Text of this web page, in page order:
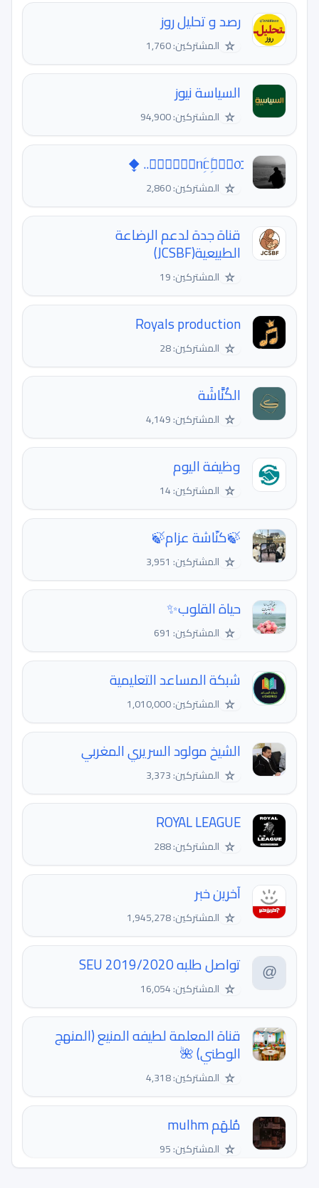
رصد و تحلیل روز
☆ المشتركين: 1,760
السياسة نيوز
☆ المشتركين: 94,900
☆ المشتركين: 2,860
قناة جدة لدعم الرضاعة
الطبيعية(JCSBF)
☆ المشتركين: 19
Royals production
☆ المشتركين: 28
الكُنَّاشَة
☆ المشتركين: 4,149
وظيفة اليوم
☆ المشتركين: 14
🍃كنّاشة عزام🍃
☆ المشتركين: 3,951
حياة القلوب✨
☆ المشتركين: 691
شبكة المساعد التعليمية
☆ المشتركين: 1,010,000
الشيخ مولود السريري المغربي
☆ المشتركين: 3,373
ROYAL LEAGUE
☆ المشتركين: 288
آخرین خبر
☆ المشتركين: 1,945,278
تواصل طلبه 2019/2020 SEU
☆ المشتركين: 16,054
قناة المعلمة لطيفه المنيع (المنهج
الوطني) 🌺
☆ المشتركين: 4,318
مُلهَم mulhm
☆ المشتركين: 95